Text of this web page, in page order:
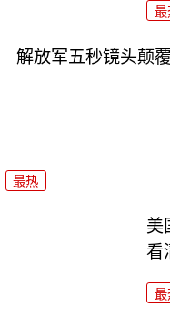
最
解放军五秒镜头颠
最热
美
看
最